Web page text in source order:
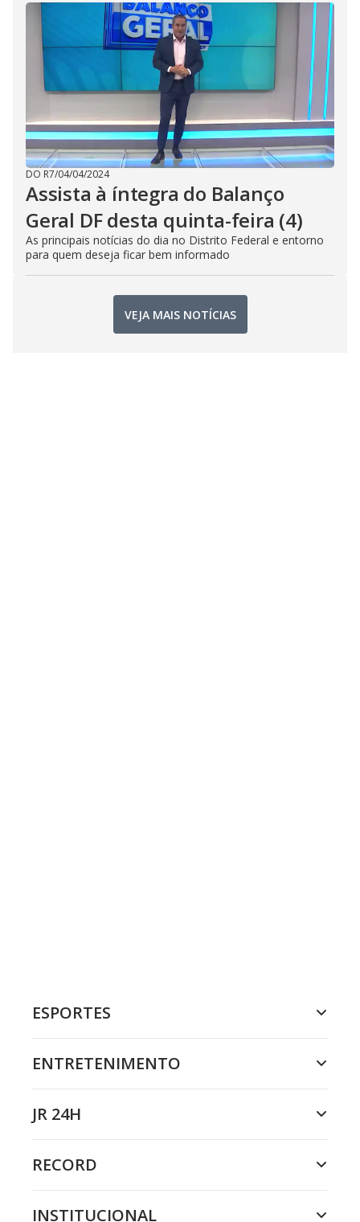
DO R7/04/04/2024
Assista à íntegra do Balanço
Geral DF desta quinta-feira (4)
As principais notícias do dia no Distrito Federal e entorno
para quem deseja ficar bem informado
VEJA MAIS NOTÍCIAS
ESPORTES
ENTRETENIMENTO
JR 24H
RECORD
INSTITUCIONAL